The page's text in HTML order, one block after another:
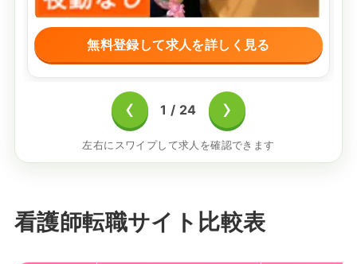
無料登録して求人を詳しく見る
‹ 1 / 24 ›
左右にスワイプして求人を確認できます
看護師転職サイト比較表